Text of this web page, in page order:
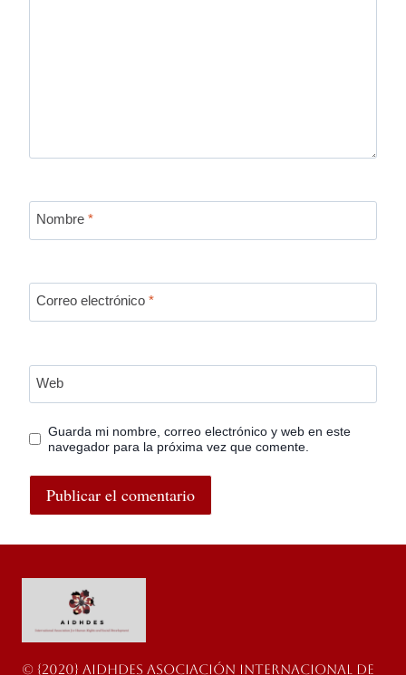
Nombre *
Correo electrónico *
Web
Guarda mi nombre, correo electrónico y web en este
navegador para la próxima vez que comente.
© {2020} AIDHDES Asociación Internacional de